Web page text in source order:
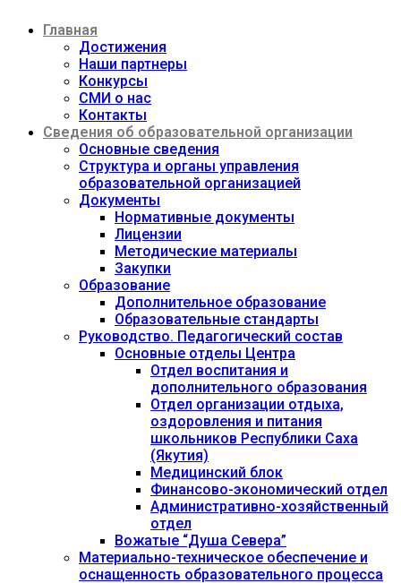
содержимому
Главная
Достижения
Наши партнеры
Конкурсы
СМИ о нас
Контакты
Сведения об образовательной организации
Основные сведения
Структура и органы управления
образовательной организацией
Документы
Нормативные документы
Лицензии
Методические материалы
Закупки
Образование
Дополнительное образование
Образовательные стандарты
Руководство. Педагогический состав
Основные отделы Центра
Отдел воспитания и
дополнительного образования
Отдел организации отдыха,
оздоровления и питания
школьников Республики Саха
(Якутия)
Медицинский блок
Финансово-экономический отдел
Административно-хозяйственный
отдел
Вожатые “Душа Севера”
Материально-техническое обеспечение и
оснащенность образовательного процесса